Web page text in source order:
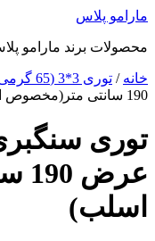
پرش
محتوا
مارامو پلاس
محصولات برند مارامو
خانه / توری 3*3 (65 گرمی)
190 سانتی متر(مخصوص اسلب)
اسلب)